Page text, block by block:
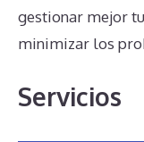
gestionar mejor
minimizar los
Servicios